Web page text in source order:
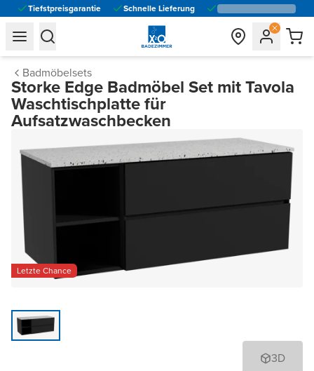
Tiefstpreisgarantie Schnelle Lieferung
general.navigation.toggle_menu.label
general.navigation.toggle_menu.label
Badmöbelsets
Storke Edge Badmöbel Set mit Tavola
Waschtischplatte für
Aufsatzwaschbecken
Letzte Chance
3D